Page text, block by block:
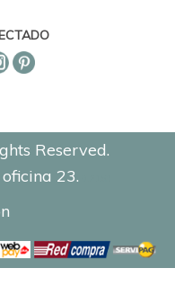
Reserved.
23.